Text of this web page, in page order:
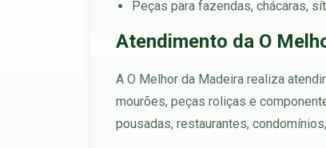
Peças para fazendas, chácaras,
Atendimento da O
A O Melhor da Madeira realiza
mourões, peças roliças e
pousadas, restaurantes,